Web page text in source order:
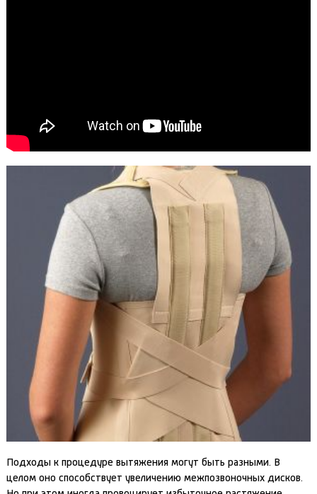
Подходы к процедуре вытяжения могут быть разными. В
целом оно способствует увеличению межпозвоночных дисков.